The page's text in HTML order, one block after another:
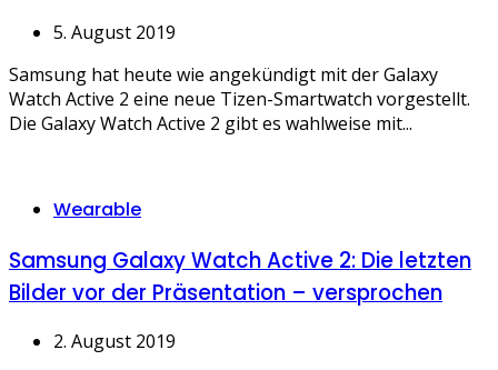
5. August 2019
Samsung hat heute wie angekündigt mit der Galaxy
Watch Active 2 eine neue Tizen-Smartwatch vorgestellt.
Die Galaxy Watch Active 2 gibt es wahlweise mit...
Categories
Wearable
Samsung Galaxy Watch Active 2: Die letzten
Bilder vor der Präsentation – versprochen
2. August 2019